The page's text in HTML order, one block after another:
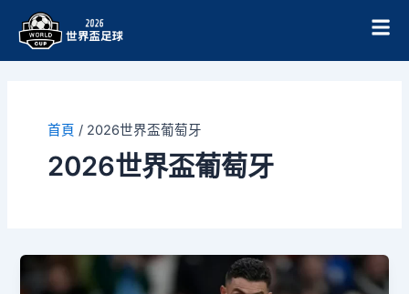
首頁 / 2026世界盃葡萄牙
2026世界盃葡萄牙